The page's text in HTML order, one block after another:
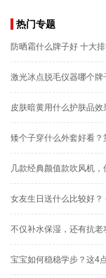
热门专题
防晒霜什么牌子好 十大
激光冰点脱毛仪器哪个牌
皮肤暗黄用什么护肤品
矮个子穿什么外套好看
几款经典颜值款吹风机
女友生日送什么比较好？
不仅补水保湿，还有抗老
宝宝如何稳稳学步？这4